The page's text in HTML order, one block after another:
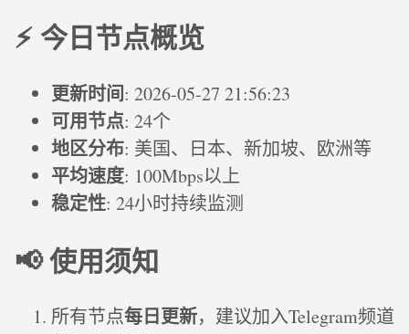
⚡ 今日节点概览
更新时间: 2026-05-27 21:56:23
可用节点: 24个
地区分布: 美国、日本、新加坡、欧洲等
平均速度: 100Mbps以上
稳定性: 24小时持续监测
📢 使用须知
所有节点每日更新，建议加入Telegram频道